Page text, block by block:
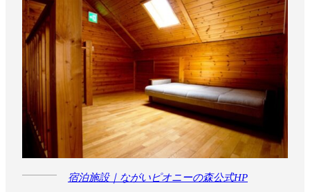
宿泊施設｜ながいピオニーの森公式HP